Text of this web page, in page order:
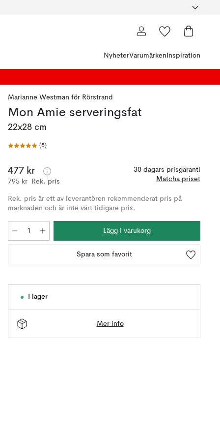
NyheterVarumärken Inspiration
Marianne Westman för Rörstrand
Mon Amie serveringsfat
22x28 cm
(5)
477 kr
795 kr Rek. pris
30 dagars prisgaranti
Matcha priset
Rek. pris är ett av leverantören rekommenderat pris på
marknaden och är inte vårt tidigare pris.
Lägg i varukorg
Spara som favorit
I lager
Mer info